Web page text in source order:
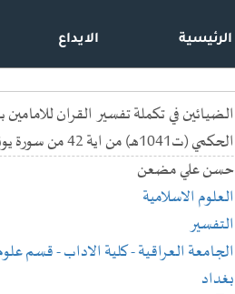
الرئيسية الايداع
الحكمي (ت1041هـ) من اية 42 من سورة يونس الى اية 56 - من سورة الكهف) : دراسة وتحقيق
حسن علي مضعن
العلوم الاسلامية
التفسير
الجامعة العراقية- كلية الاداب- قسم
بغداد